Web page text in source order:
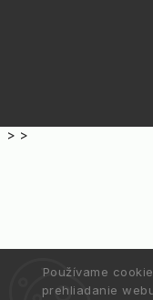
Používame
prehliadanie
> >